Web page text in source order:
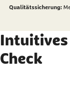
Qualitätssicherung:
Intuitives
Check